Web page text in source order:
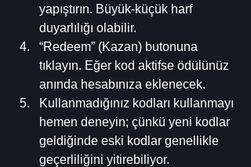
yapıştırın. Büyük-küçük harf
duyarlılığı olabilir.
“Redeem” (Kazan) butonuna
tıklayın. Eğer kod aktifse ödülünüz
anında hesabınıza eklenecek.
Kullanmadığınız kodları kullanmayı
hemen deneyin; çünkü yeni kodlar
geldiğinde eski kodlar genellikle
geçerliliğini yitirebiliyor.